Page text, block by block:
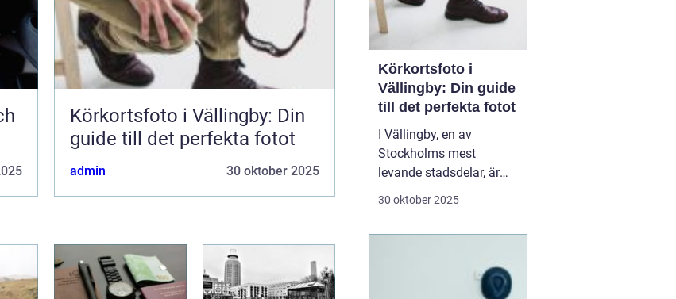
Körkortsfoto i Vällingby: Din
guide till det perfekta fotot
admin 30 oktober 2025
Körkortsfoto i
Vällingby: Din guide
till det perfekta fotot
I Vällingby, en av
Stockholms mest
levande stadsdelar, är
det viktigt för många att
bara en identifikation;
det är en frihetens och
30 oktober 2025